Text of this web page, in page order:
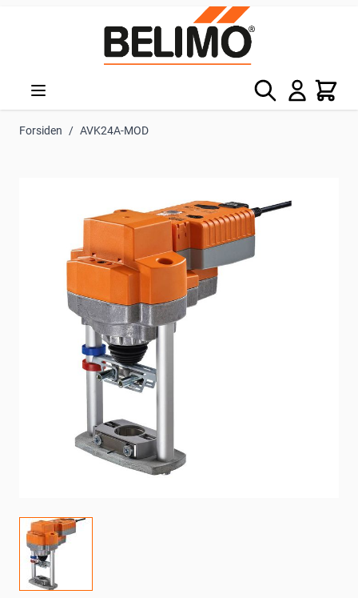
Søg Kurv
Forsiden / AVK24A-MOD